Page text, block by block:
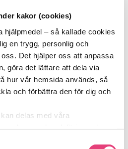
kakor (cookies)
hjälpmedel – så kallade cookies
en trygg, personlig och
Det hjälper oss att anpassa
göra det lättare att dela via
hur vår hemsida används, så
och förbättra den för dig och
delas med våra
lång tid tar det egentligen?
matberoende om jag använder
och påverka framtiden!